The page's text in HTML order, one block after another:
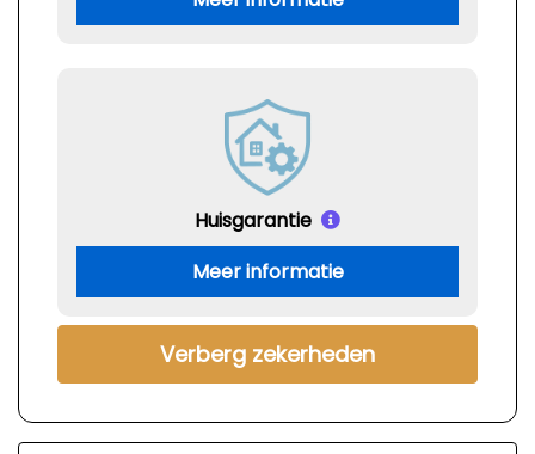
Huisgarantie
Meer informatie
Verberg zekerheden